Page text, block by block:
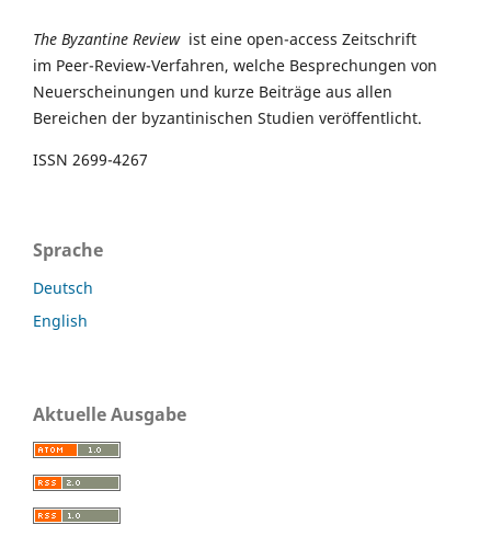
The Byzantine Reviewist eine open-access Zeitschrift
im Peer-Review-Verfahren, welche Besprechungen von
Neuerscheinungen und kurze Beiträge aus allen
Bereichen der byzantinischen Studien veröffentlicht.
ISSN 2699-4267
Sprache
Deutsch
English
Aktuelle Ausgabe